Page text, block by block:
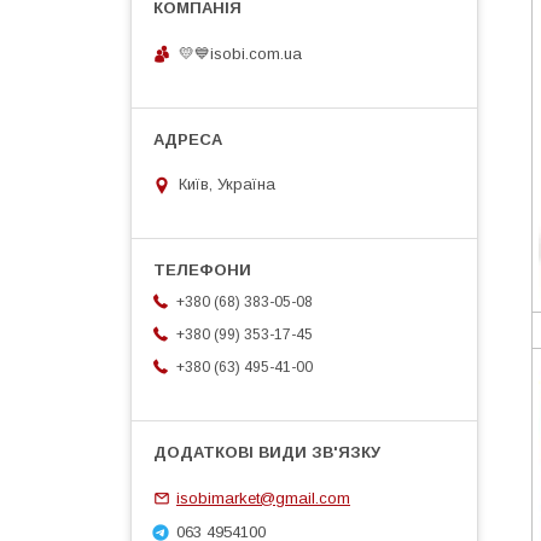
💛💙isobi.com.ua
Київ, Україна
+380 (68) 383-05-08
+380 (99) 353-17-45
+380 (63) 495-41-00
isobimarket@gmail.com
063 4954100